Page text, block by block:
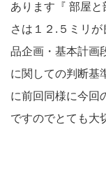
あります『 部屋
さは１２.５ミリ
品企画・基本計画
に関しての判断基
に前回同様に今回
ですのでとても大